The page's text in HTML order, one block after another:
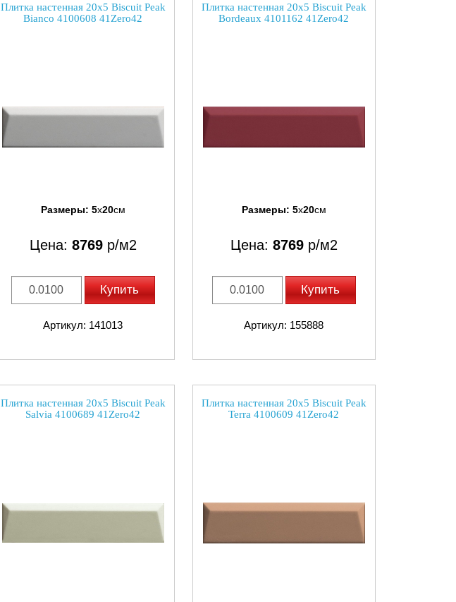
Плитка настенная 20x5 Biscuit Peak
Bianco 4100608 41Zero42
Размеры: 5x20см
Цена: 8769р/м2
Купить
Артикул: 141013
Плитка настенная 20x5 Biscuit Peak
Bordeaux 4101162 41Zero42
Размеры: 5x20см
Цена: 8769р/м2
Купить
Артикул: 155888
Плитка настенная 20x5 Biscuit Peak
Salvia 4100689 41Zero42
Плитка настенная 20x5 Biscuit Peak
Terra 4100609 41Zero42